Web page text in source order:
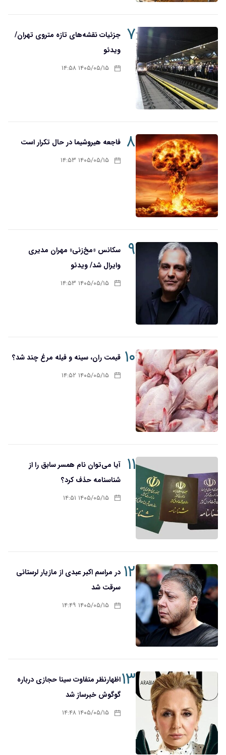
۷ جزئیات نقشه‌های تازه متروی تهران/
ویدئو
۱۴۰۵/۰۵/۱۵ ۱۴:۵۸
۸ فاجعه هیروشیما در حال تکرار است
۱۴۰۵/۰۵/۱۵ ۱۴:۵۳
۹
سکانس «مخ‌زنی» مهران مدیری
وایرال شد/ ویدئو
۱۴۰۵/۰۵/۱۵ ۱۴:۵۳
۱۰ قیمت ران، سینه و فیله مرغ چند شد؟
۱۴۰۵/۰۵/۱۵ ۱۴:۵۲
۱۱
آیا می‌توان نام همسر سابق را از
شناسنامه حذف کرد؟
۱۴۰۵/۰۵/۱۵ ۱۴:۵۱
۱۲ در مراسم اکبر عبدی از مازیار لرستانی
سرقت شد
۱۴۰۵/۰۵/۱۵ ۱۴:۴۹
۱۳اظهارنظر متفاوت سینا حجازی درباره
گوگوش خبرساز شد
۱۴۰۵/۰۵/۱۵ ۱۴:۴۸